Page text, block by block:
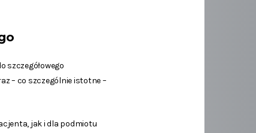
szczegółowego
– co szczególnie istotne –
jak i dla podmiotu